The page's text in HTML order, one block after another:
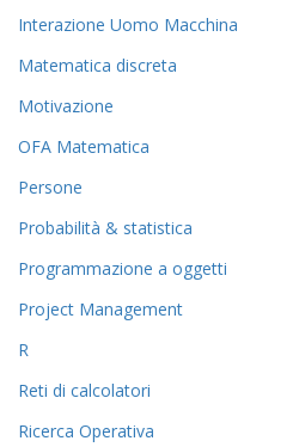
Interazione Uomo Macchina
Matematica discreta
Motivazione
OFA Matematica
Persone
Probabilità & statistica
Programmazione a oggetti
Project Management
R
Reti di calcolatori
Ricerca Operativa